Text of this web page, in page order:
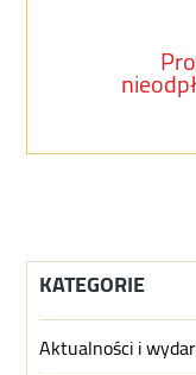
KATEGORIE
Aktualności i